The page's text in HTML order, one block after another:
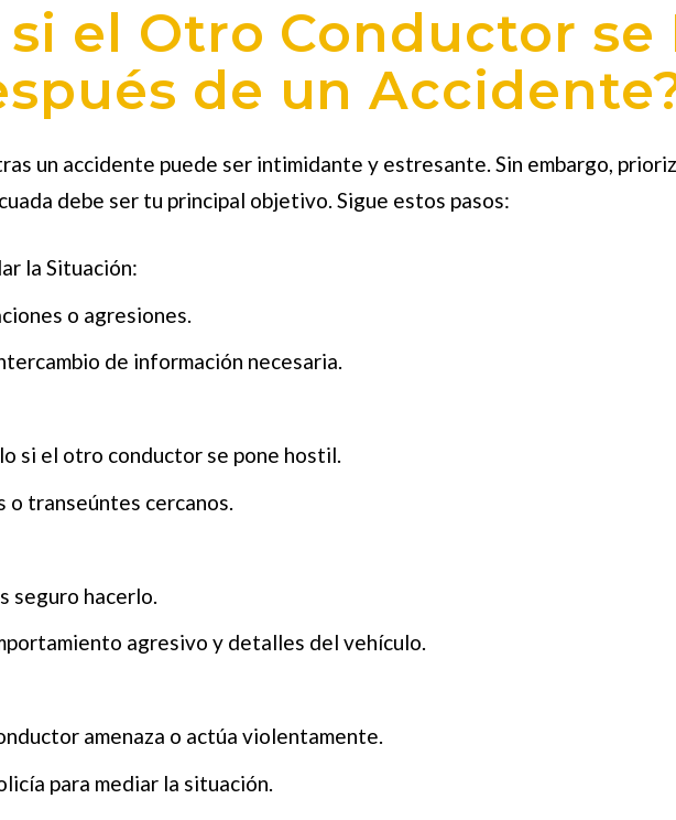
si el Otro Conductor se
de un
un accidente puede ser intimidante y estresante. Sin embargo,
debe ser tu principal objetivo. Sigue estos pasos:
la Situación:
o agresiones.
de información necesaria.
si el otro conductor se pone hostil.
o transeúntes cercanos.
seguro hacerlo.
agresivo y detalles del vehículo.
amenaza o actúa violentamente.
para mediar la situación.